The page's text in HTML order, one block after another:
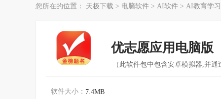
您所在的位置： 天极下载 > 电脑软件 > AI软件 > AI教育学习
优志愿应用电脑版
（此软件包中包含安卓模拟器,并
软件大小： 7.4MB